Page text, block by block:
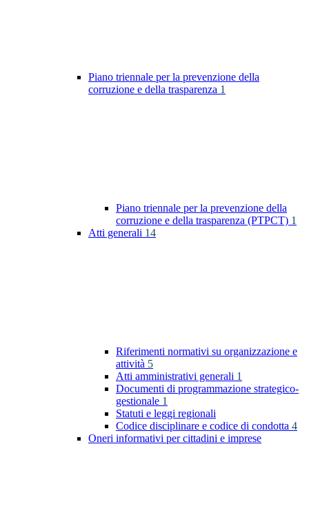
Piano triennale per la prevenzione della
corruzione e della trasparenza 1
Piano triennale per la prevenzione della
corruzione e della trasparenza (PTPCT) 1
Atti generali 14
Riferimenti normativi su organizzazione e
attività 5
Atti amministrativi generali 1
Documenti di programmazione strategico-
gestionale 1
Statuti e leggi regionali
Codice disciplinare e codice di condotta 4
Oneri informativi per cittadini e imprese